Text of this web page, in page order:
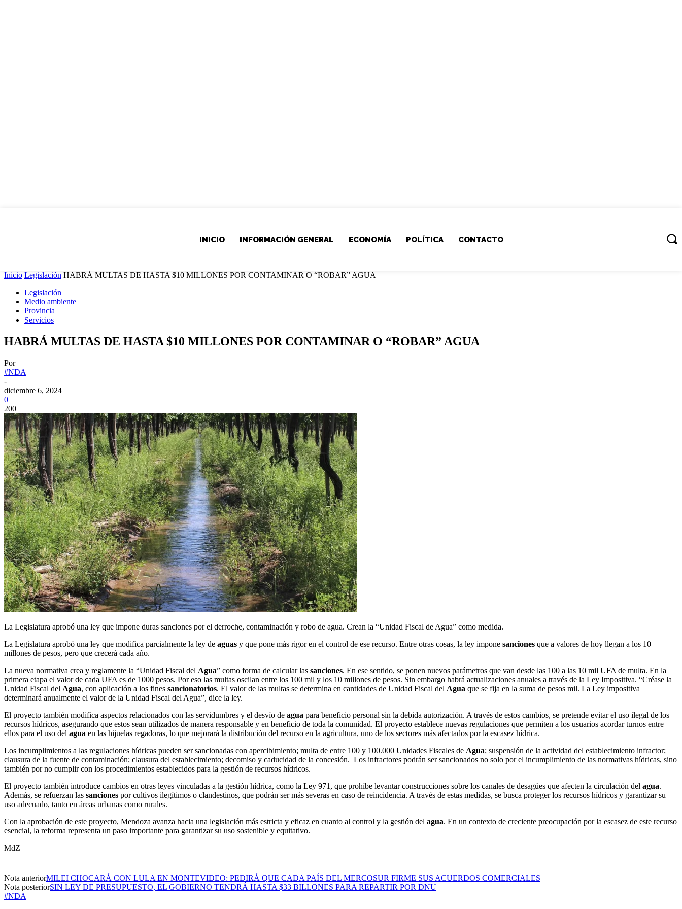
INICIO INFORMACIÓN GENERAL ECONOMÍA POLÍTICA CONTACTO
Inicio Legislación HABRÁ MULTAS DE HASTA $10 MILLONES POR CONTAMINAR O “ROBAR” AGUA
Legislación
Medio ambiente
Provincia
Servicios
HABRÁ MULTAS DE HASTA $10 MILLONES POR CONTAMINAR O “ROBAR” AGUA
Por
#NDA
-
diciembre 6, 2024
0
200
La Legislatura aprobó una ley que impone duras sanciones por el derroche, contaminación y robo de agua. Crean la “Unidad Fiscal de Agua” como medida.
La Legislatura aprobó una ley que modifica parcialmente la ley de aguas y que pone más rigor en el control de ese recurso. Entre otras cosas, la ley impone sanciones que a valores de hoy llegan a los 10
millones de pesos, pero que crecerá cada año.
La nueva normativa crea y reglamente la “Unidad Fiscal del Agua” como forma de calcular las sanciones. En ese sentido, se ponen nuevos parámetros que van desde las 100 a las 10 mil UFA de multa. En la
primera etapa el valor de cada UFA es de 1000 pesos. Por eso las multas oscilan entre los 100 mil y los 10 millones de pesos. Sin embargo habrá actualizaciones anuales a través de la Ley Impositiva. “Créase la
Unidad Fiscal del Agua, con aplicación a los fines sancionatorios. El valor de las multas se determina en cantidades de Unidad Fiscal del Agua que se fija en la suma de pesos mil. La Ley impositiva
determinará anualmente el valor de la Unidad Fiscal del Agua”, dice la ley.
El proyecto también modifica aspectos relacionados con las servidumbres y el desvío de agua para beneficio personal sin la debida autorización. A través de estos cambios, se pretende evitar el uso ilegal de los
recursos hídricos, asegurando que estos sean utilizados de manera responsable y en beneficio de toda la comunidad. El proyecto establece nuevas regulaciones que permiten a los usuarios acordar turnos entre
ellos para el uso del agua en las hijuelas regadoras, lo que mejorará la distribución del recurso en la agricultura, uno de los sectores más afectados por la escasez hídrica.
Los incumplimientos a las regulaciones hídricas pueden ser sancionadas con apercibimiento; multa de entre 100 y 100.000 Unidades Fiscales de Agua; suspensión de la actividad del establecimiento infractor;
clausura de la fuente de contaminación; clausura del establecimiento; decomiso y caducidad de la concesión. Los infractores podrán ser sancionados no solo por el incumplimiento de las normativas hídricas, sino
también por no cumplir con los procedimientos establecidos para la gestión de recursos hídricos.
El proyecto también introduce cambios en otras leyes vinculadas a la gestión hídrica, como la Ley 971, que prohíbe levantar construcciones sobre los canales de desagües que afecten la circulación del agua.
Además, se refuerzan las sanciones por cultivos ilegítimos o clandestinos, que podrán ser más severas en caso de reincidencia. A través de estas medidas, se busca proteger los recursos hídricos y garantizar su
uso adecuado, tanto en áreas urbanas como rurales.
Con la aprobación de este proyecto, Mendoza avanza hacia una legislación más estricta y eficaz en cuanto al control y la gestión del agua. En un contexto de creciente preocupación por la escasez de este recurso
esencial, la reforma representa un paso importante para garantizar su uso sostenible y equitativo.
MdZ
Nota anteriorMILEI CHOCARÁ CON LULA EN MONTEVIDEO: PEDIRÁ QUE CADA PAÍS DEL MERCOSUR FIRME SUS ACUERDOS COMERCIALES
Nota posteriorSIN LEY DE PRESUPUESTO, EL GOBIERNO TENDRÁ HASTA $33 BILLONES PARA REPARTIR POR DNU
#NDA